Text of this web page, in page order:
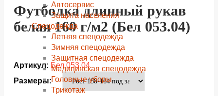
Автосервис
Защита населения
Спецодежда
Летняя спецодежда
Зимняя спецодежда
Защитная спецодежда
Медицинская спецодежда
Головные уборы
Трикотаж
Футболка длинный рукав
белая 160 г/м2 (Бел 053.04)
Артикул: Бел 053.04
Размеры: